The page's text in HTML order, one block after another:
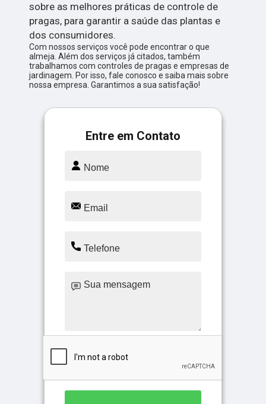
sobre as melhores práticas de controle de
pragas, para garantir a saúde das plantas e
dos consumidores.
Com nossos serviços você pode encontrar o que
almeja. Além dos serviços já citados, também
trabalhamos com controles de pragas e empresas de
jardinagem. Por isso, fale conosco e saiba mais sobre
nossa empresa. Garantimos a sua satisfação!
Entre em Contato